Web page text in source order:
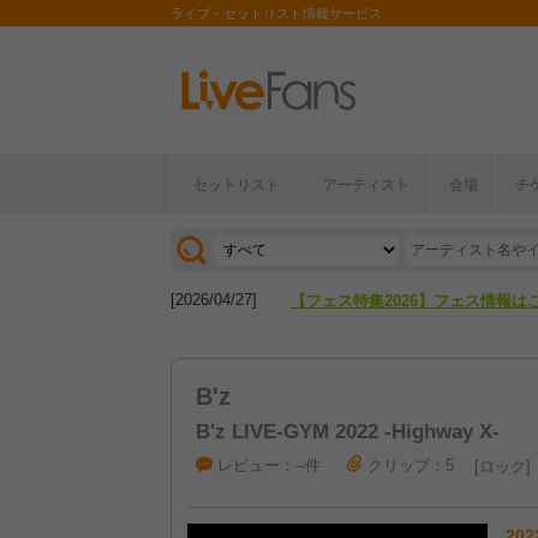
ライブ・セットリスト情報サービス
セットリスト アーティスト 会場 チ
[2026/07/28] 【ライブ動員ランキング】2026年
[2026/04/27] 【フェス特集2026】フェス情報は
B'z
B'z LIVE-GYM 2022 -Highway X-
レビュー：--件 クリップ：5 ロック